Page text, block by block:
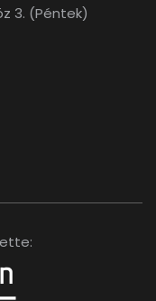
3. (Péntek)